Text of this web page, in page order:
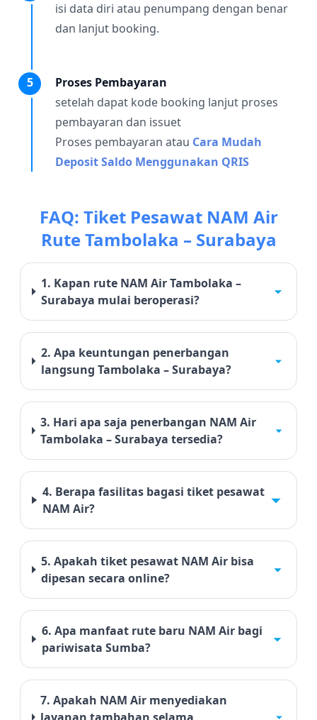
isi data diri atau penumpang dengan benar
dan lanjut booking.
5
Proses Pembayaran
setelah dapat kode booking lanjut proses
pembayaran dan issuet
Proses pembayaran atau Cara Mudah
Deposit Saldo Menggunakan QRIS
FAQ: Tiket Pesawat NAM Air
Rute Tambolaka – Surabaya
1. Kapan rute NAM Air Tambolaka –
Surabaya mulai beroperasi?
2. Apa keuntungan penerbangan
langsung Tambolaka – Surabaya?
3. Hari apa saja penerbangan NAM Air
Tambolaka – Surabaya tersedia?
4. Berapa fasilitas bagasi tiket pesawat
NAM Air?
5. Apakah tiket pesawat NAM Air bisa
dipesan secara online?
6. Apa manfaat rute baru NAM Air bagi
pariwisata Sumba?
7. Apakah NAM Air menyediakan